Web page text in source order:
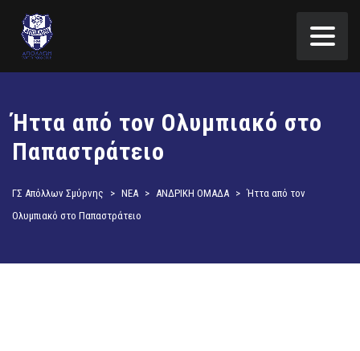
Ήττα από τον Ολυμπιακό στο
Παπαστράτειο
ΓΣ Απόλλων Σμύρνης > ΝΕΑ > ΑΝΔΡΙΚΗ ΟΜΑΔΑ > Ήττα από τον
Ολυμπιακό στο Παπαστράτειο